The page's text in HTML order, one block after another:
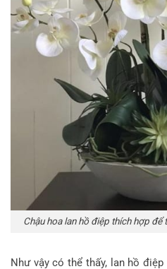
Chậu hoa lan hồ điệp thích hợp để
Như vậy có thể thấy, lan hồ